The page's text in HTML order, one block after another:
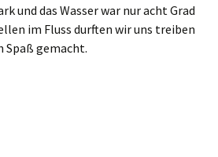
und das Wasser war nur acht Grad
im Fluss durften wir uns treiben
Spaß gemacht.